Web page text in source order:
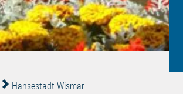
Hansestadt Wismar